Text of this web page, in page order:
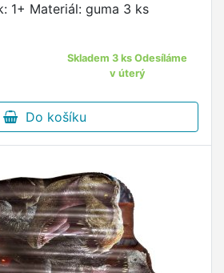
1+ Materiál: guma 3 ks
Skladem 3 ks Odesíláme
v úterý
Do košíku